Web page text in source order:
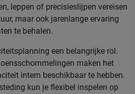
leppen of precisieslijpen vereisen
maar ook jarenlange ervaring
te behalen.
een belangrijke rol.
maken het
intern beschikbaar te hebben.
kun je flexibel inspelen op